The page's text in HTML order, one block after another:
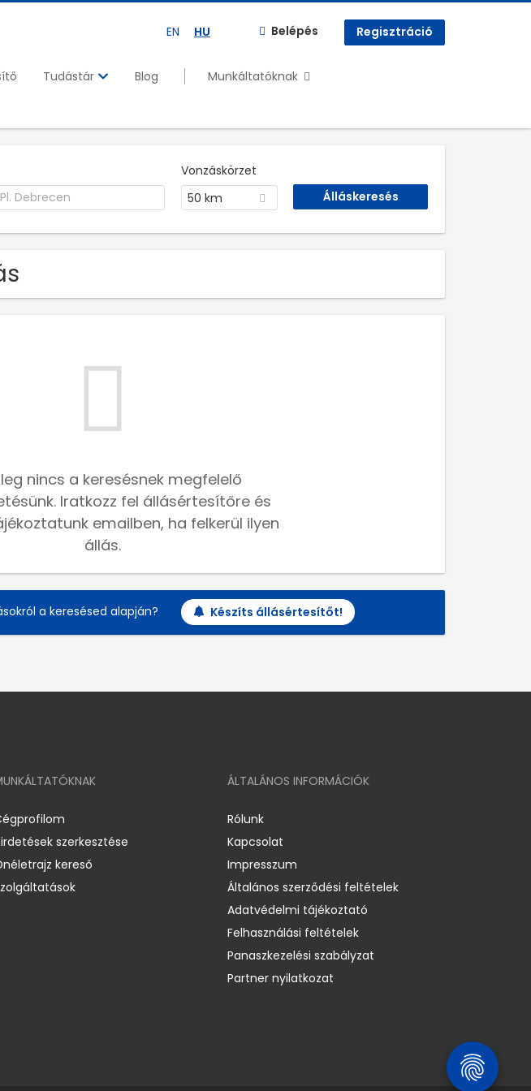
EN HU Belépés Regisztráció
Tudástár Blog
Munkáltatóknak
Vonzáskörzet
50 km
nincs a keresésnek megfelelő
Iratkozz fel állásértesítőre és
emailben, ha felkerül ilyen
állás.
a keresésed alapján? Készíts állásértesítőt!
szerkesztése
kereső
ÁLTALÁNOS INFORMÁCIÓK
Rólunk
Kapcsolat
Impresszum
Általános szerződési feltételek
Adatvédelmi tájékoztató
Felhasználási feltételek
Panaszkezelési szabályzat
Partner nyilatkozat